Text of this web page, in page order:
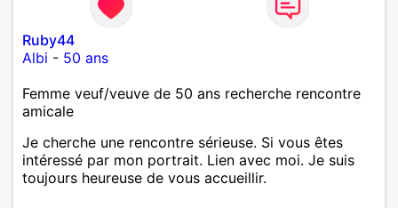
Ruby44
Albi - 50 ans
Femme veuf/veuve de 50 ans recherche rencontre
amicale
Je cherche une rencontre sérieuse. Si vous êtes
intéressé par mon portrait. Lien avec moi. Je suis
toujours heureuse de vous accueillir.